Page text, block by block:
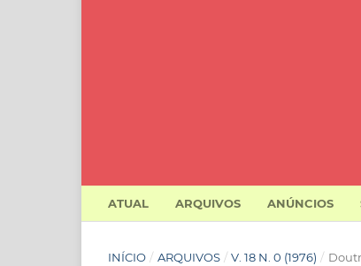
ATUAL ARQUIVOS ANÚNCIOS
INÍCIO / ARQUIVOS / V. 18 N. 0 (1976) /